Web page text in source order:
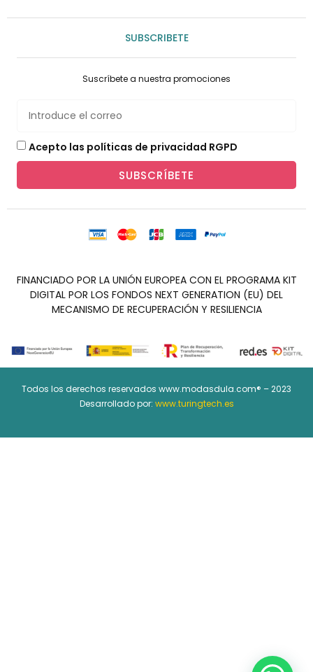
SUBSCRIBETE
Suscríbete a nuestra promociones
Acepto las políticas de privacidad RGPD
SUBSCRÍBETE
FINANCIADO POR LA UNIÓN EUROPEA CON EL PROGRAMA KIT
DIGITAL POR LOS FONDOS NEXT GENERATION (EU) DEL
MECANISMO DE RECUPERACIÓN Y RESILIENCIA
Todos los derechos reservados www.modasdula.com® – 2023
Desarrollado por: www.turingtech.es